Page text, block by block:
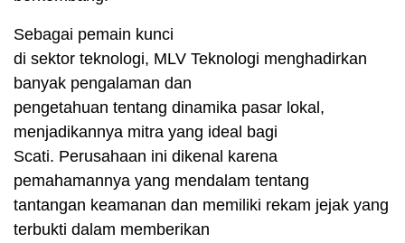
Sebagai pemain kunci
di sektor teknologi, MLV Teknologi menghadirkan
banyak pengalaman dan
pengetahuan tentang dinamika pasar lokal,
menjadikannya mitra yang ideal bagi
Scati. Perusahaan ini dikenal karena
pemahamannya yang mendalam tentang
tantangan keamanan dan memiliki rekam jejak yang
terbukti dalam memberikan